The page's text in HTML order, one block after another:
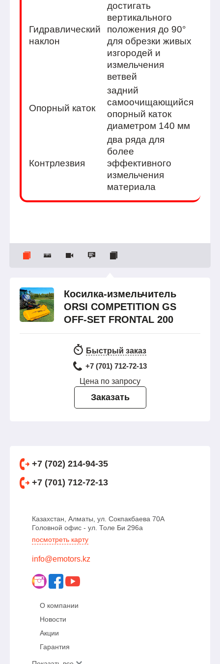
Гидравлический
наклон
достигать
вертикального
положения до 90°
для обрезки живых
изгородей и
измельчения
ветвей
Опорный каток
задний
самоочищающийся
опорный каток
диаметром 140 мм
Контрлезвия
два ряда для
более
эффективного
измельчения
материала
Косилка-измельчитель
ORSI COMPETITION GS
OFF-SET FRONTAL 200
Быстрый заказ
+7 (701) 712-72-13
Цена по запросу
Заказать
+7 (702) 214-94-35
+7 (701) 712-72-13
Казахстан, Алматы, ул. Сокпакбаева 70А
Головной офис - ул. Толе Би 296а
посмотреть карту
info@emotors.kz
О компании
Новости
Акции
Гарантия